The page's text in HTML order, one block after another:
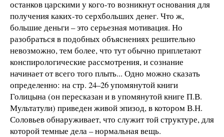
останков царскими у кого-то возникнут основания для
получения каких-то серхбольших денег. Что ж,
большие деньги – это серьезная мотивация. Но
разобраться в подобных объяснениях решительно
невозможно, тем более, что тут обычно приплетают
конспирологические рассмотрения, и сознание
начинает от всего того плыть... Одно можно сказать
определенно: на стр. 24–26 упомянутой книги
Голицына (он пересказан и в упомянутой книге П.В.
Мультатули) приведен живой эпизод, в котором В.Н.
Соловьев обнаруживает, что служит той структуре, для
которой темные дела – нормальная вещь.